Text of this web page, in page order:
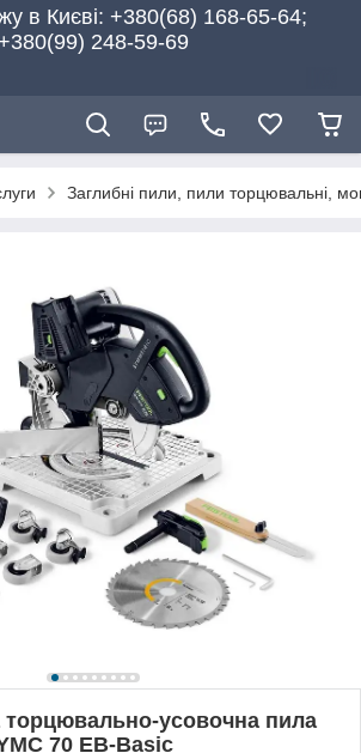
в Києві: +380(68) 168-65-64;
248-59-69
Заглибні пили, пили торцювальні,
усовочна пила
70 EB-Basic